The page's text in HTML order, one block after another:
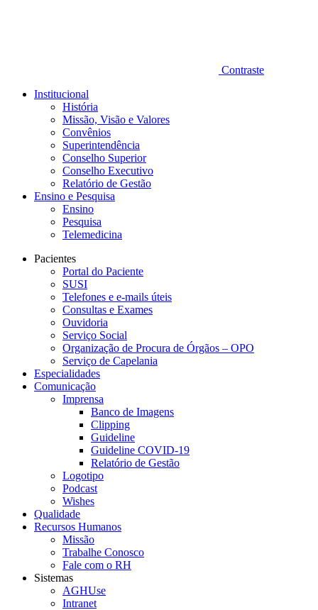
Contraste
Institucional
História
Missão, Visão e Valores
Convênios
Superintendência
Conselho Superior
Conselho Executivo
Relatório de Gestão
Ensino e Pesquisa
Ensino
Pesquisa
Telemedicina
Pacientes
Portal do Paciente
SUSI
Telefones e e-mails úteis
Consultas e Exames
Ouvidoria
Serviço Social
Organização de Procura de Órgãos – OPO
Serviço de Capelania
Especialidades
Comunicação
Imprensa
Banco de Imagens
Clipping
Guideline
Guideline COVID-19
Relatório de Gestão
Logotipo
Podcast
Wishes
Qualidade
Recursos Humanos
Missão
Trabalhe Conosco
Fale com o RH
Sistemas
AGHUse
Intranet